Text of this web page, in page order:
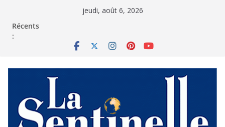
jeudi, août 6, 2026
Récents
: